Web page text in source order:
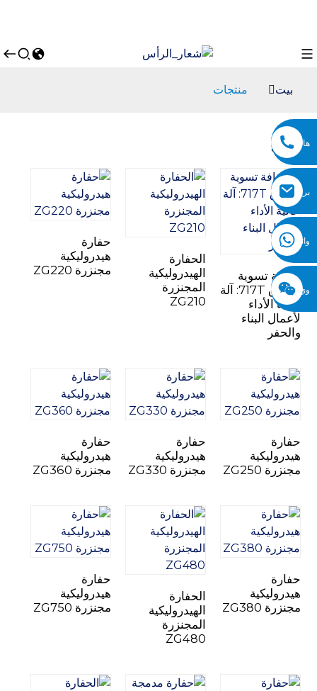
هاتف
بريد
إلكتروني
واتساب
وي
تشات
بيت منتجات
منتجات
جرافة تسوية
الطرق 717T: آلة
عالية الأداء
لأعمال البناء
والحفر
الحفارة
الهيدروليكية
المجنزرة
ZG210
حفارة
هيدروليكية
مجنزرة ZG220
حفارة
هيدروليكية
مجنزرة ZG250
حفارة
هيدروليكية
مجنزرة ZG330
حفارة
هيدروليكية
مجنزرة ZG360
حفارة
هيدروليكية
مجنزرة ZG380
الحفارة
الهيدروليكية
المجنزرة
ZG480
حفارة
هيدروليكية
مجنزرة ZG750